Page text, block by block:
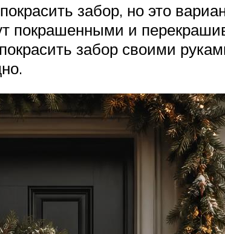
забор, но это
покрашенными и
забор своими